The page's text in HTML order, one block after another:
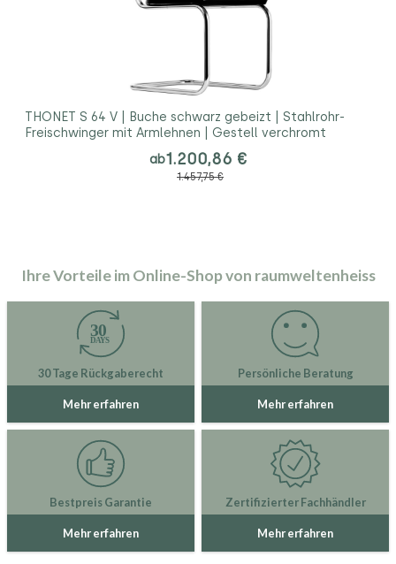
THONET S 64 V | Buche schwarz gebeizt | Stahlrohr-
Freischwinger mit Armlehnen | Gestell verchromt
ab1.200,86 €
1.457,75 €
Ihre Vorteile im Online-Shop von raumweltenheiss
30 Tage Rückgaberecht
Mehr erfahren
Persönliche Beratung
Mehr erfahren
Bestpreis Garantie
Mehr erfahren
Zertifizierter Fachhändler
Mehr erfahren